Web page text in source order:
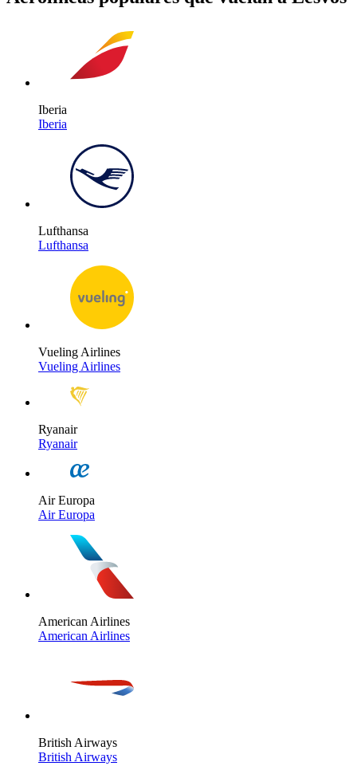
Iberia
Iberia
Lufthansa
Lufthansa
Vueling Airlines
Vueling Airlines
Ryanair
Ryanair
Air Europa
Air Europa
American Airlines
American Airlines
British Airways
British Airways